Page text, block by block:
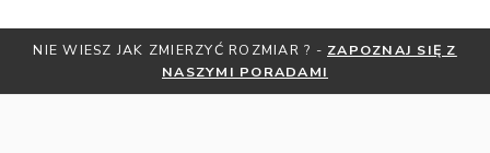
ZAPOZNAJ SIĘ Z
OTRZYMAJ BEZPŁATNĄ MIARKĘ
ZNIŻKIZAPISZ SIĘ DO